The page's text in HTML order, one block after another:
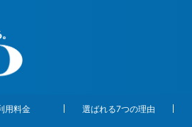
用料金 選ばれる7つの理由